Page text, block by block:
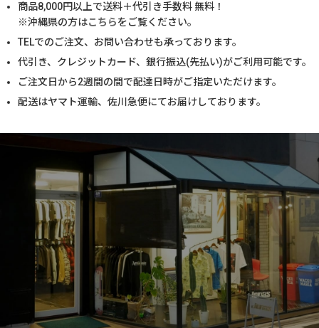
商品8,000円以上で送料＋代引き手数料 無料！
※沖縄県の方はこちらをご覧ください。
TELでのご注文、お問い合わせも承っております。
代引き、クレジットカード、銀行振込(先払い)がご利用可能です。
ご注文日から2週間の間で配達日時がご指定いただけます。
配送はヤマト運輸、佐川急便にてお届けしております。